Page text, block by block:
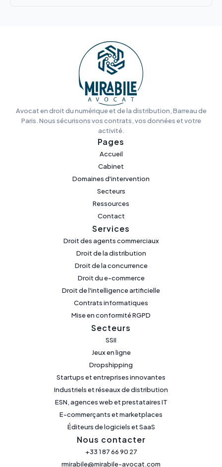
Avocat en droit du numérique et de la distribution, Barreau de
Paris. Nous sécurisons vos contrats, vos données et votre
activité.
Pages
Accueil
Cabinet
Domaines d'intervention
Secteurs
Ressources
Contact
Services
Droit des agents commerciaux
Droit de la distribution
Droit de la concurrence
Droit du e-commerce
Droit de l'intelligence artificielle
Contrats informatiques
Mise en conformité RGPD
Secteurs
SSII
Jeux en ligne
Dropshipping
Startups et entreprises innovantes
Industriels et réseaux de distribution
ESN, agences web et prestataires IT
E-commerçants et marketplaces
Éditeurs de logiciels et SaaS
Nous contacter
+33 1 87 66 90 27
rmirabile@mirabile-avocat.com